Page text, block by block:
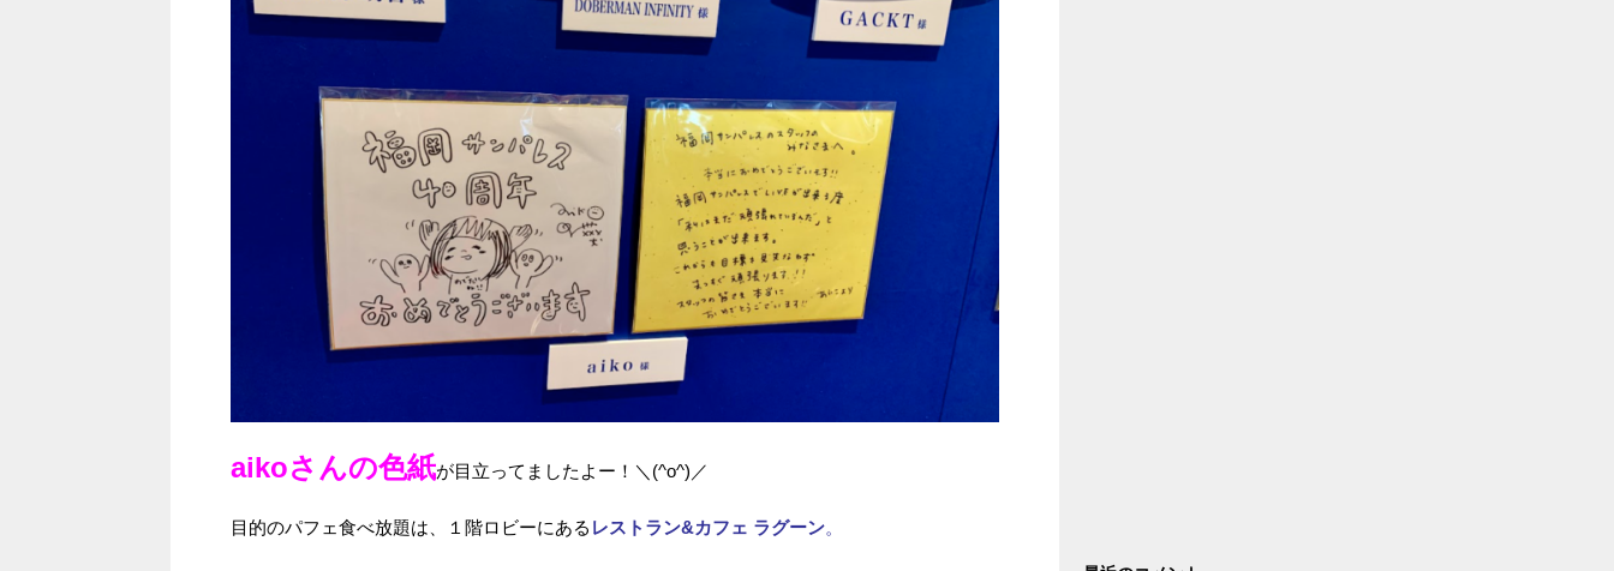
aikoさんの色紙が目立ってましたよー！＼(^o^)／
目的のパフェ食べ放題は、１階ロビーにある レストラン&カフェ ラグーン。